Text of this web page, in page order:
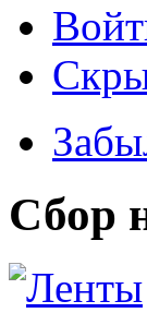
Сбор